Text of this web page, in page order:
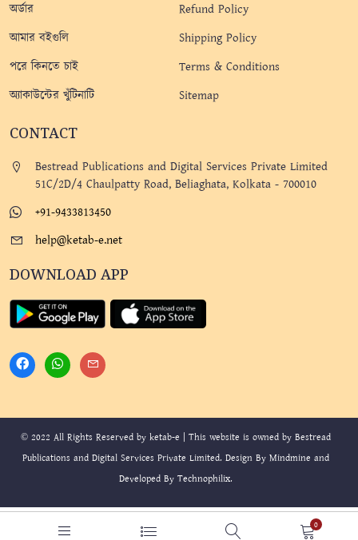
0
অর্ডার
আমার বইগুলি
পরে কিনতে চাই
অ্যাকাউন্টের খুঁটিনাটি
Refund Policy
Shipping Policy
Terms & Conditions
Sitemap
CONTACT
Bestread Publications and Digital Services Private Limited
51C/2D/4 Chaulpatty Road, Beliaghata, Kolkata - 700010
+91-9433813450
help@ketab-e.net
DOWNLOAD APP
© 2022 All Rights Reserved by ketab-e | This website is owned by Bestread
Publications and Digital Services Private Limited. Design By Mindmine and
Developed By Technophilix.